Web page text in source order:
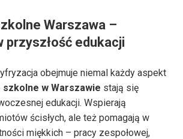
Warszawa –
przyszłość edukacji
obejmuje niemal każdy aspekt
szkolne w Warszawie stają się
edukacji. Wspierają
ścisłych, ale też pomagają w
miękkich – pracy zespołowej,